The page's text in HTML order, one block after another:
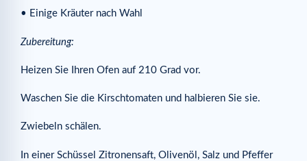
• Einige Kräuter nach Wahl
Zubereitung:
Heizen Sie Ihren Ofen auf 210 Grad vor.
Waschen Sie die Kirschtomaten und halbieren Sie sie.
Zwiebeln schälen.
In einer Schüssel Zitronensaft, Olivenöl, Salz und Pfeffer